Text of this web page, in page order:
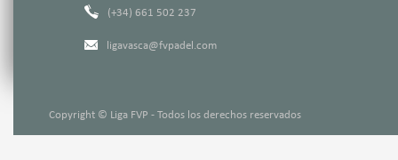
(+34) 661 502 237
ligavasca@fvpadel.com
Copyright © Liga FVP - Todos los derechos reservados